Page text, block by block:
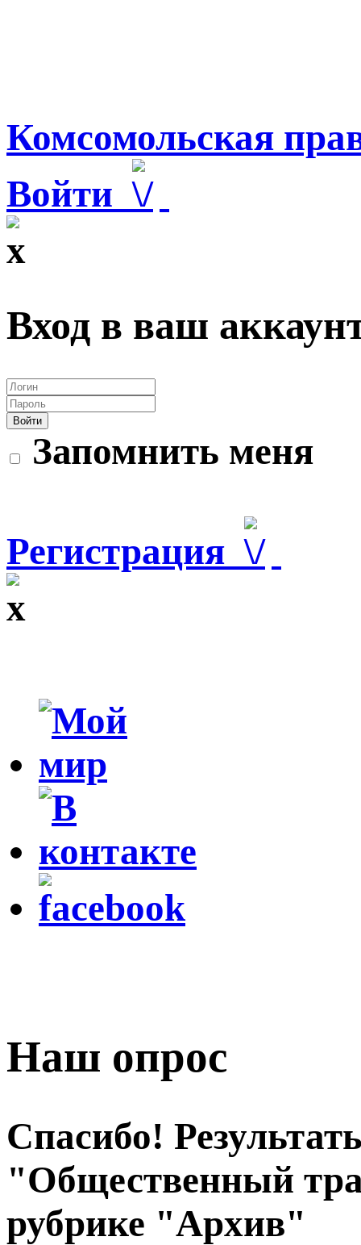
Комсомольская
Войти
Вход в ваш
Войти
Запомнить меня
Регистрация
Наш опрос
Спасибо!
"Общественный
рубрике "Архив"